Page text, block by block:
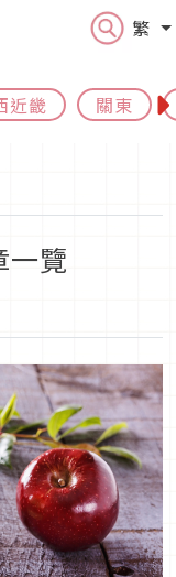
繁
近畿 關東
一覽